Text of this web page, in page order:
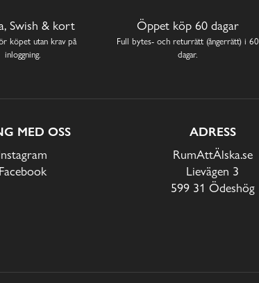
Swish & kort
köpet utan krav på
inloggning.
Öppet köp 60 dagar
Full bytes- och returrätt (ångerrätt) i 60
dagar.
MED OSS
Facebook
ADRESS
RumAttÄlska.se
Lievägen 3
599 31 Ödeshög